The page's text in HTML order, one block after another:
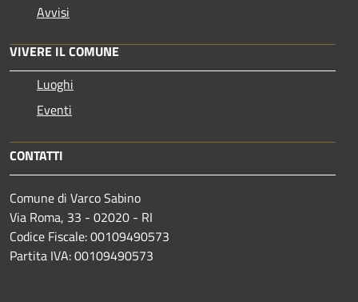
Avvisi
VIVERE IL COMUNE
Luoghi
Eventi
CONTATTI
Comune di Varco Sabino
Via Roma, 33 - 02020 - RI
Codice Fiscale: 00109490573
Partita IVA: 00109490573